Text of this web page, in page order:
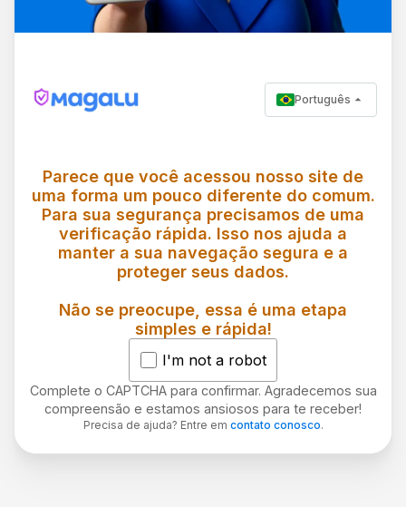
Português
Parece que você acessou nosso site de
uma forma um pouco diferente do comum.
Para sua segurança precisamos de uma
verificação rápida. Isso nos ajuda a
manter a sua navegação segura e a
proteger seus dados.
Não se preocupe, essa é uma etapa
simples e rápida!
I'm not a robot
Complete o CAPTCHA para confirmar. Agradecemos sua
compreensão e estamos ansiosos para te receber!
Precisa de ajuda? Entre em contato conosco.